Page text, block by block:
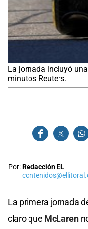
La jornada incluyó
minutos Reuters.
Por:Redacción EL
La primera jornada
claro que McLaren